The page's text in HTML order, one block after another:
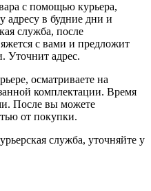
с помощью курьера,
адресу в будние дни и
служба, после
с вами и предложит
Уточнит адрес.
осматриваете на
комплектации. Время
После вы можете
от покупки.
служба, уточняйте у